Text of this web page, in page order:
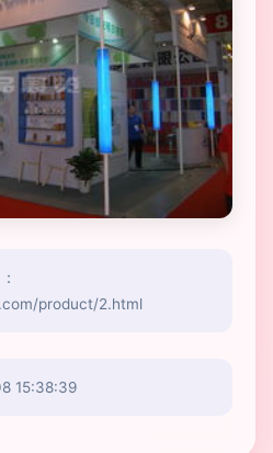
product/2.html
15:38:39